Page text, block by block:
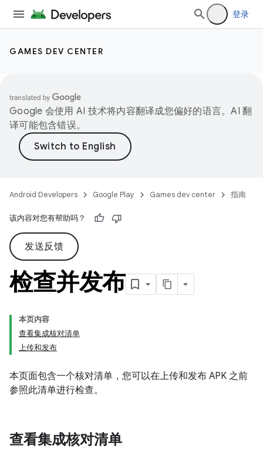
登录
GAMES DEV CENTER
Google 会使用 AI 技术将内容翻译成您偏好的语言。AI 翻
译可能包含错误。
Android Developers Google Play Games dev center 指南
该内容对您有帮助吗？
发送反馈
检查并发布
本页内容
查看集成核对清单
上传和发布
本页面包含一个核对清单，您可以在上传和发布 APK 之前
参照此清单进行检查。
查看集成核对清单